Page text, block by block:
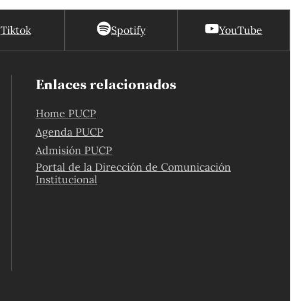
Tiktok Spotify YouTube
Enlaces relacionados
Home PUCP
Agenda PUCP
Admisión PUCP
Portal de la Dirección de Comunicación
Institucional